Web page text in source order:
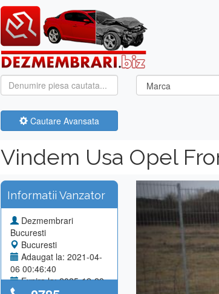
Cautare Avansata
Vindem Usa Opel
Informatii Vanzator
Dezmembrari
Bucuresti
Bucuresti
Adaugat la: 2021-04-
06 00:46:40
Expira la: 2025-12-29
Previous